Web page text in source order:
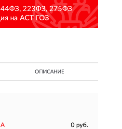
44ФЗ, 223ФЗ, 275ФЗ
на АСТ ГОЗ
ОПИСАНИЕ
0 руб.